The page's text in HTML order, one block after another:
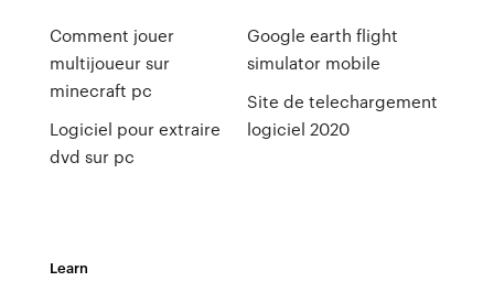
Comment jouer
multijoueur sur
minecraft pc
Logiciel pour extraire
dvd sur pc
Google earth flight
simulator mobile
Site de telechargement
logiciel 2020
Learn